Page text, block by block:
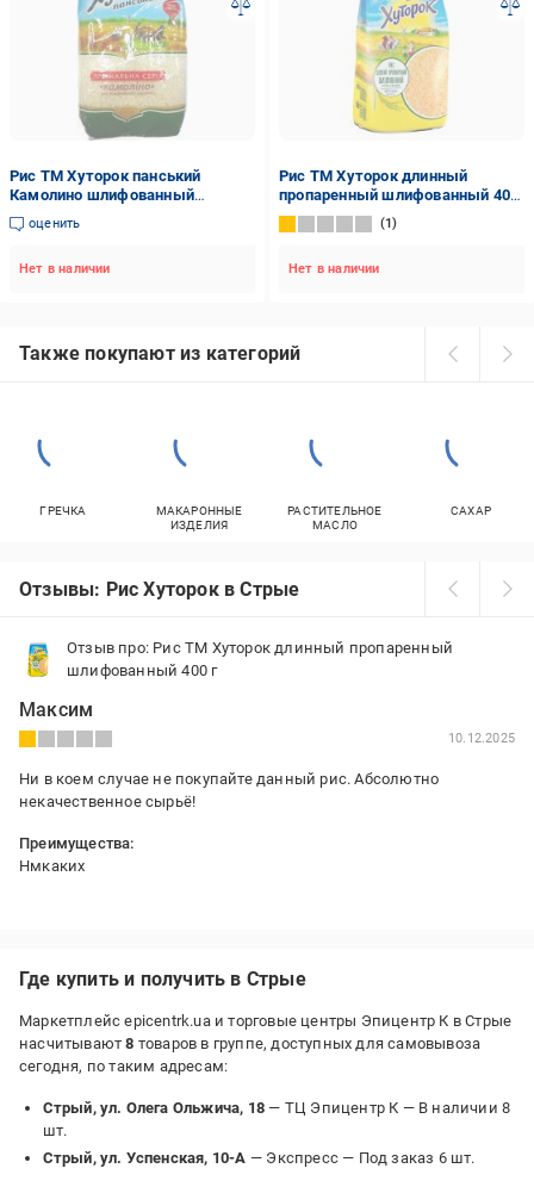
Рис ТМ Хуторок панський
Камолино шлифованный
круглый Экстра 4820211662165
1000 г
оценить
Нет в наличии
Рис ТМ Хуторок длинный
пропаренный шлифованный 400
г
1
Нет в наличии
Также покупают из категорий
ГРЕЧКА
МАКАРОННЫЕ
ИЗДЕЛИЯ
РАСТИТЕЛЬНОЕ
МАСЛО
САХАР
Отзывы: Рис Хуторок в Стрые
Отзыв про: Рис ТМ Хуторок длинный пропаренный
шлифованный 400 г
Максим
10.12.2025
Ни в коем случае не покупайте данный рис. Абсолютно
некачественное сырьё!
Преимущества:
Нмкаких
Где купить и получить в Стрые
Маркетплейс epicentrk.ua и торговые центры Эпицентр К в Стрые
насчитывают8 товаров в группе, доступных для самовывоза
сегодня, по таким адресам:
Стрый, ул. Олега Ольжича, 18 — ТЦ Эпицентр К — В наличии 8
шт.
Стрый, ул. Успенская, 10-А — Экспресс — Под заказ 6 шт.